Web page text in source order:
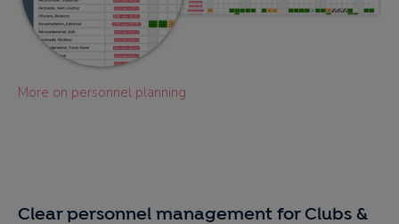
More on personnel planning
Clear personnel management for Clubs &